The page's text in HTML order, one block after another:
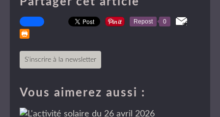
Repost 0
S'inscrire à la newsletter
Vous aimerez aussi :